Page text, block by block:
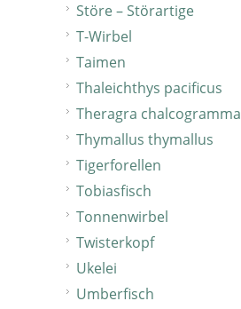
Störe – Störartige
T-Wirbel
Taimen
Thaleichthys pacificus
Theragra chalcogramma
Thymallus thymallus
Tigerforellen
Tobiasfisch
Tonnenwirbel
Twisterkopf
Ukelei
Umberfisch